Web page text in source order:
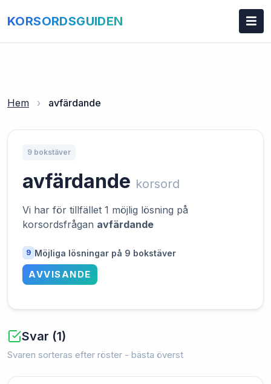
KORSORDSGUIDEN
Hem › avfärdande
9 bokstäver
avfärdande korsord
Vi har för tillfället 1 möjlig lösning på
korsordsfrågan avfärdande
9 Möjliga lösningar på 9 bokstäver
AVVISANDE
Svar (1)
Svaren sorteras efter röster - bästa överst